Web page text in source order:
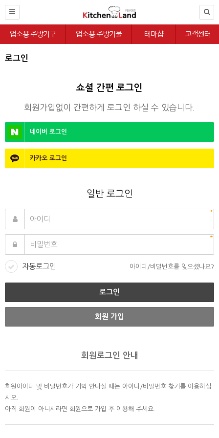
업소용 주방기구 업소용 주방기물 테마샵 고객센터
로그인
쇼셜 간편 로그인
회원가입없이 간편하게 로그인 하실 수 있습니다.
네이버 로그인
카카오 로그인
일반 로그인
자동로그인 아이디/비밀번호를 잊으셨나요?
회원 가입
회원로그인 안내
회원아이디 및 비밀번호가 기억 안나실 때는 아이디/비밀번호 찾기를 이용하십
시오.
아직 회원이 아니시라면 회원으로 가입 후 이용해 주세요.